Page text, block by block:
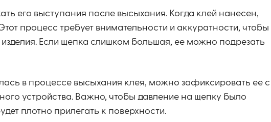
его выступания после высыхания. Когда клей нанесен,
процесс требует внимательности и аккуратности, чтобы
Если щепка слишком большая, ее можно подрезать
в процессе высыхания клея, можно зафиксировать ее с
устройства. Важно, чтобы давление на щепку было
плотно прилегать к поверхности.